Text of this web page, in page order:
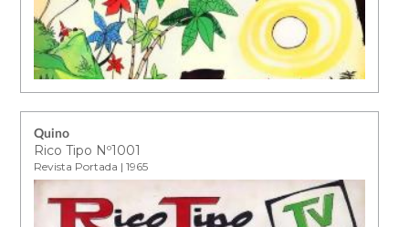
Quino
Rico Tipo Nº1001
Revista Portada | 1965